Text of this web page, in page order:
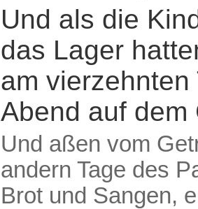
Und als die
das Lager
am
Abend auf
Und aßen vom
andern Tage des
Brot und Sangen,